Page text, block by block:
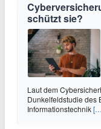
schützt sie?
Laut dem
Dunkelfeldstudie des
Informationstechnik